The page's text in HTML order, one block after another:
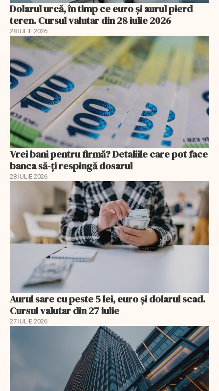
Dolarul urcă, în timp ce euro și aurul pierd
teren. Cursul valutar din 28 iulie 2026
28 IULIE 2026
Vrei bani pentru firmă? Detaliile care pot face
banca să-ți respingă dosarul
28 IULIE 2026
Aurul sare cu peste 5 lei, euro și dolarul scad.
Cursul valutar din 27 iulie
27 IULIE 2026